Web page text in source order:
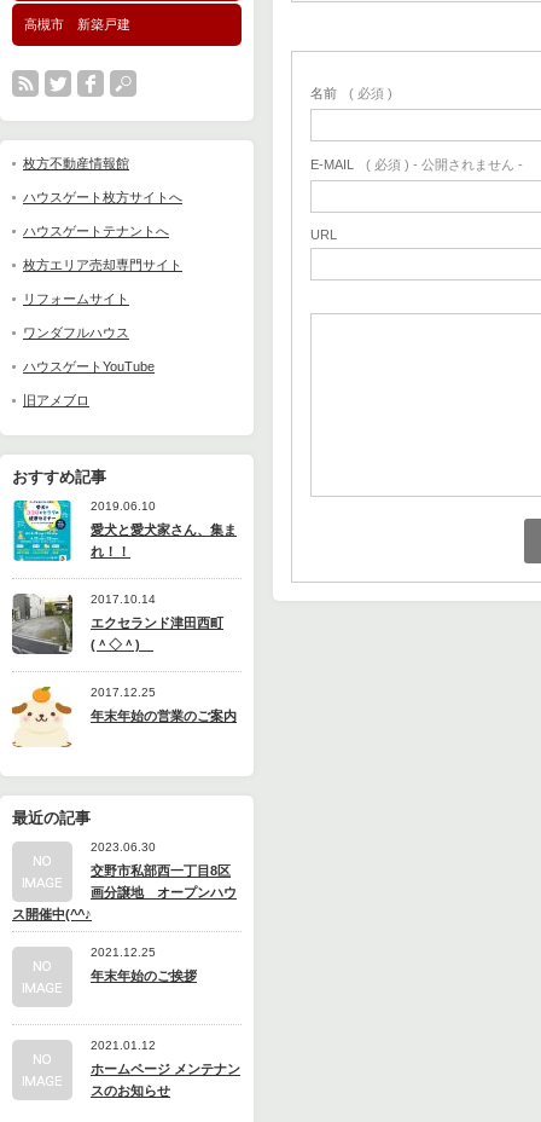
高槻市 新築戸建
枚方不動産情報館
ハウスゲート枚方サイトへ
ハウスゲートテナントへ
枚方エリア売却専門サイト
リフォームサイト
ワンダフルハウス
ハウスゲートYouTube
旧アメブロ
おすすめ記事
2019.06.10
愛犬と愛犬家さん、集ま
れ！！
2017.10.14
エクセランド津田西町
(＾◇＾)
2017.12.25
年末年始の営業のご案内
最近の記事
2023.06.30
交野市私部西一丁目8区
画分譲地 オープンハウ
ス開催中(^^♪
2021.12.25
年末年始のご挨拶
2021.01.12
ホームページ メンテナン
スのお知らせ
名前 ( 必須 )
E-MAIL ( 必須 ) - 公開されません -
URL